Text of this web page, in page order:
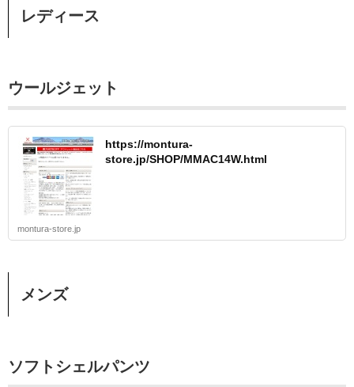
レディース
ウールジェット
https://montura-
store.jp/SHOP/MMAC14W.html
montura-store.jp
メンズ
ソフトシェルパンツ